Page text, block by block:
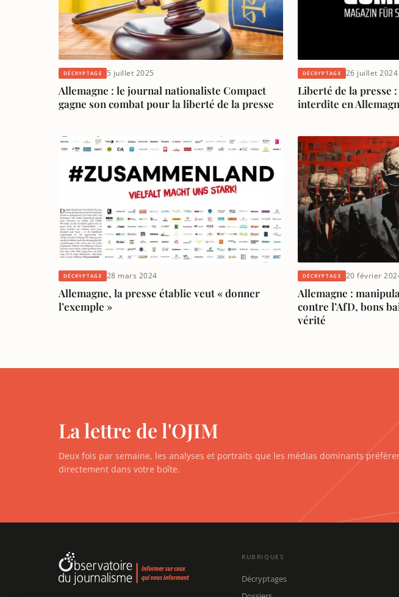
DÉCRYPTAGE 5 juillet 2025
Allemagne : le journal nationaliste Compact
gagne son combat pour la liberté de la presse
DÉCRYPTAGE 26 juillet 2024
Liberté de la presse
interdite en
DÉCRYPTAGE 28 mars 2024
Allemagne, la presse établie veut « donner
l’exemple »
DÉCRYPTAGE 20 février
Allemagne :
contre l’AfD, bons
vérité
La lettre de l'OJIM
Deux fois par semaine, les analyses et portraits que les médias dominants
directement dans votre boîte.
RUBRIQUES
Décryptages